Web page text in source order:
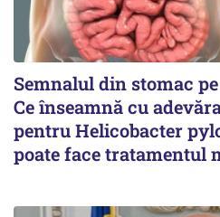
Semnalul din stomac
Ce înseamnă cu
pentru Helicobacter
poate face tratamentul